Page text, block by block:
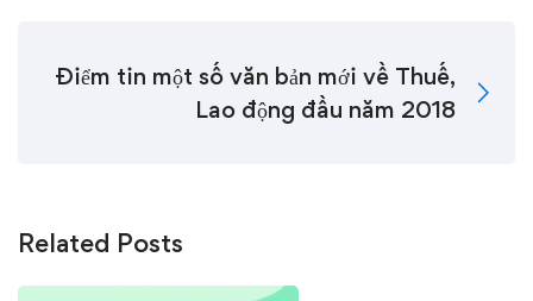
Điểm tin một số văn bản mới về Thuế,
Lao động đầu năm 2018
Related Posts